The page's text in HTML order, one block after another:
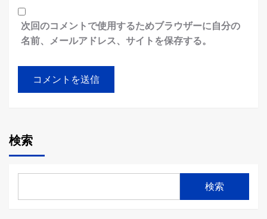
次回のコメントで使用するためブラウザーに自分の
名前、メールアドレス、サイトを保存する。
検索
検索